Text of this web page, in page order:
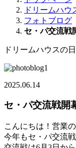
ドリームハウ
フォトブログ
セ・パ交流戦
ドリームハウスの
2025.06.14
セ・パ交流戦開
こんにちは！営業
今年もセ・パ交流